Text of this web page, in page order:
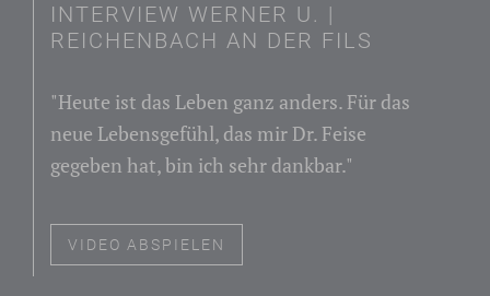
INTERVIEW WERNER U. |
REICHENBACH AN DER FILS
"Heute ist das Leben ganz anders. Für das
neue Lebensgefühl, das mir Dr. Feise
gegeben hat, bin ich sehr dankbar."
VIDEO ABSPIELEN